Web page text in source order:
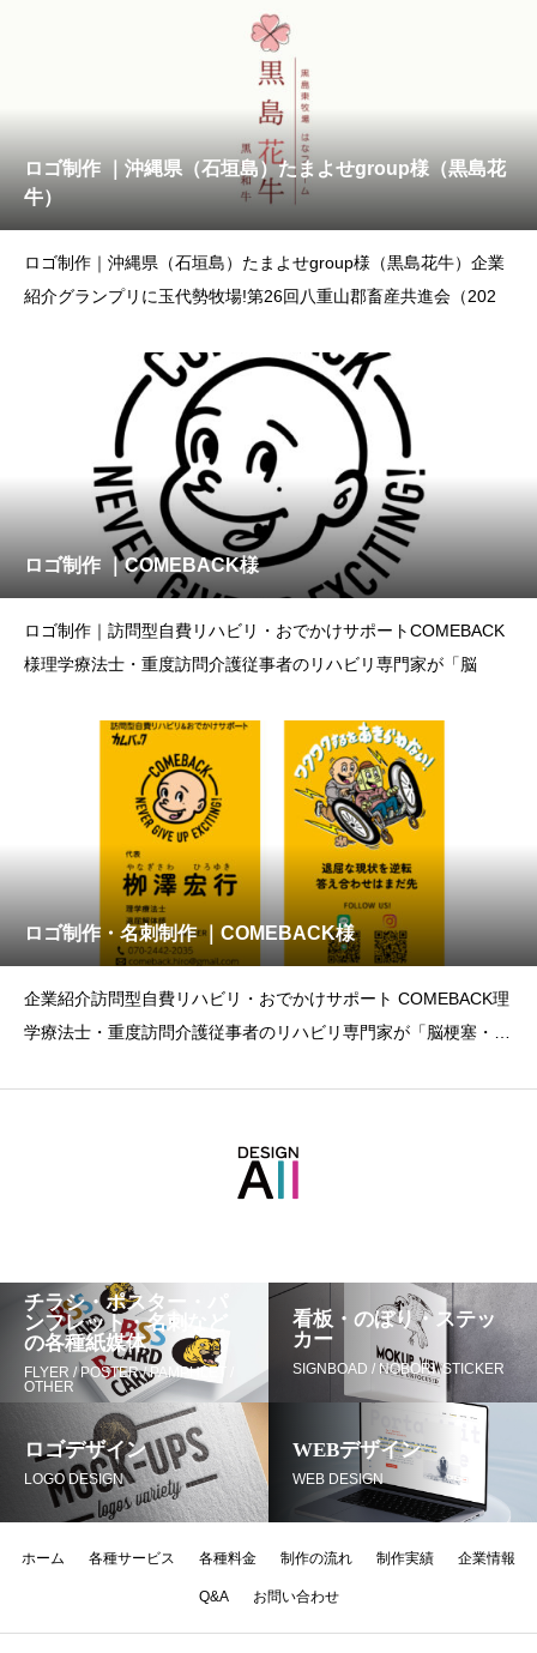
ロゴ制作 ｜沖縄県（石垣島）たまよせgroup様（黒島花
牛）
ロゴ制作｜沖縄県（石垣島）たまよせgroup様（黒島花牛）企業
紹介グランプリに玉代勢牧場!第26回八重山郡畜産共進会（202
ロゴ制作 ｜COMEBACK様
ロゴ制作｜訪問型自費リハビリ・おでかけサポートCOMEBACK
様理学療法士・重度訪問介護従事者のリハビリ専門家が「脳
ロゴ制作・名刺制作 ｜COMEBACK様
企業紹介訪問型自費リハビリ・おでかけサポート COMEBACK理
学療法士・重度訪問介護従事者のリハビリ専門家が「脳梗塞・脳
チラシ・ポスター・パ
ンフレット・名刺など
の各種紙媒体
FLYER / POSTER / PAMPHLET /
OTHER
看板・のぼり・ステッ
カー
SIGNBOAD / NOBORI /STICKER
ロゴデザイン
LOGO DESIGN
WEBデザイン
WEB DESIGN
ホーム 各種サービス 各種料金 制作の流れ 制作実績 企業情報
Q&A お問い合わせ